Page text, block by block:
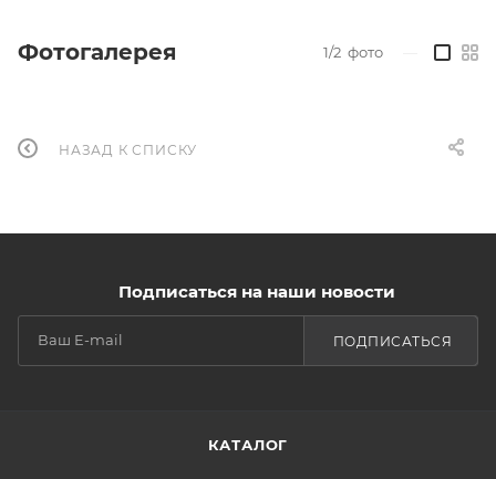
Фотогалерея 1/2 фото
НАЗАД К СПИСКУ
Подписаться на наши новости
ПОДПИСАТЬСЯ
КАТАЛОГ